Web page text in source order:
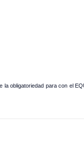
obligatoriedad para con el